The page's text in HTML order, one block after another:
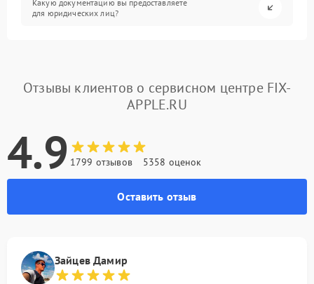
Какую документацию вы предоставляете
для юридических лиц?
Отзывы клиентов о сервисном центре FIX-
APPLE.RU
4.9 1799 отзывов 5358 оценок
Оставить отзыв
Зайцев Дамир